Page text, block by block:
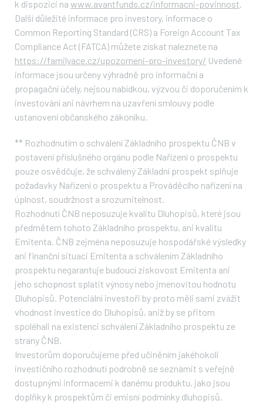
k dispozici na www.avantfunds.cz/informacni-povinnost.
Další důležité informace pro investory, informace o
Common Reporting Standard (CRS) a Foreign Account Tax
Compliance Act (FATCA) můžete získat naleznete na
https://familyace.cz/upozorneni-pro-investory/ Uvedené
informace jsou určeny výhradně pro informační a
propagační účely, nejsou nabídkou, výzvou či doporučením k
investování ani návrhem na uzavření smlouvy podle
ustanovení občanského zákoníku.
** Rozhodnutím o schválení Základního prospektu ČNB v
postavení příslušného orgánu podle Nařízení o prospektu
pouze osvědčuje, že schválený Základní prospekt splňuje
požadavky Nařízení o prospektu a Prováděcího nařízení na
úplnost, soudržnost a srozumitelnost.
Rozhodnutí ČNB neposuzuje kvalitu Dluhopisů, které jsou
předmětem tohoto Základního prospektu, ani kvalitu
Emitenta. ČNB zejména neposuzuje hospodářské výsledky
ani finanční situaci Emitenta a schválením Základního
prospektu negarantuje budoucí ziskovost Emitenta ani
jeho schopnost splatit výnosy nebo jmenovitou hodnotu
Dluhopisů. Potenciální investoři by proto měli sami zvážit
vhodnost investice do Dluhopisů, aniž by se přitom
spoléhali na existenci schválení Základního prospektu ze
strany ČNB.
Investorům doporučujeme před učiněním jakéhokoli
investičního rozhodnutí podrobně se seznámit s veřejně
dostupnými informacemi k danému produktu, jako jsou
doplňky k prospektům či emisní podmínky dluhopisů.